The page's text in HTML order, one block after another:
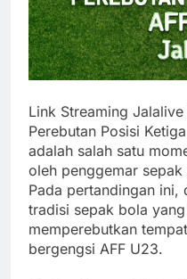
Link Streaming
Perebutan Posisi
adalah salah satu
oleh penggemar
Pada pertandingan ini,
tradisi sepak bola
memperebutkan
bergengsi AFF U23.